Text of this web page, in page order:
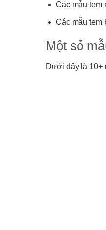
Các mẫu tem
Các mẫu tem
Một số
Dưới đây là 10+